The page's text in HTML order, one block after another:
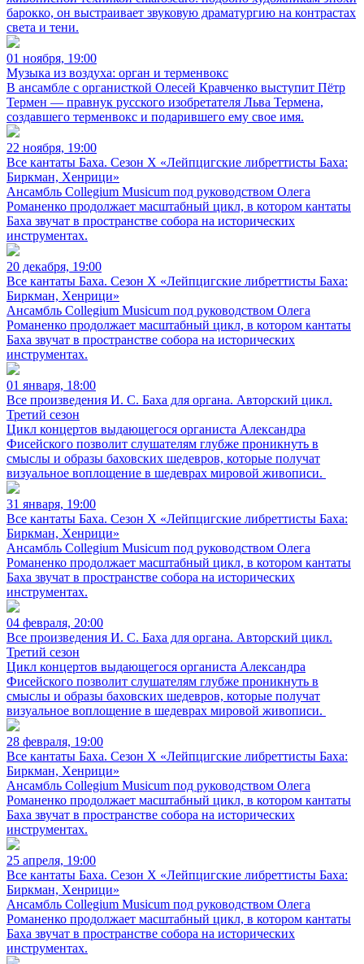
барокко, он выстраивает звуковую драматургию на контрастах
света и тени.
01 ноября, 19:00
Музыка из воздуха: орган и терменвокс
В ансамбле с органисткой Олесей Кравченко выступит Пётр
Термен — правнук русского изобретателя Льва Термена,
создавшего терменвокс и подарившего ему свое имя.
22 ноября, 19:00
Все кантаты Баха. Сезон X «Лейпцигские либреттисты Баха:
Биркман, Хенрици»
Ансамбль Collegium Musicum под руководством Олега
Романенко продолжает масштабный цикл, в котором кантаты
Баха звучат в пространстве собора на исторических
инструментах.
20 декабря, 19:00
Все кантаты Баха. Сезон X «Лейпцигские либреттисты Баха:
Биркман, Хенрици»
Ансамбль Collegium Musicum под руководством Олега
Романенко продолжает масштабный цикл, в котором кантаты
Баха звучат в пространстве собора на исторических
инструментах.
01 января, 18:00
Все произведения И. С. Баха для органа. Авторский цикл.
Третий сезон
Цикл концертов выдающегося органиста Александра
Фисейского позволит слушателям глубже проникнуть в
смыслы и образы баховских шедевров, которые получат
визуальное воплощение в шедеврах мировой живописи.
31 января, 19:00
Все кантаты Баха. Сезон X «Лейпцигские либреттисты Баха:
Биркман, Хенрици»
Ансамбль Collegium Musicum под руководством Олега
Романенко продолжает масштабный цикл, в котором кантаты
Баха звучат в пространстве собора на исторических
инструментах.
04 февраля, 20:00
Все произведения И. С. Баха для органа. Авторский цикл.
Третий сезон
Цикл концертов выдающегося органиста Александра
Фисейского позволит слушателям глубже проникнуть в
смыслы и образы баховских шедевров, которые получат
визуальное воплощение в шедеврах мировой живописи.
28 февраля, 19:00
Все кантаты Баха. Сезон X «Лейпцигские либреттисты Баха:
Биркман, Хенрици»
Ансамбль Collegium Musicum под руководством Олега
Романенко продолжает масштабный цикл, в котором кантаты
Баха звучат в пространстве собора на исторических
инструментах.
25 апреля, 19:00
Все кантаты Баха. Сезон X «Лейпцигские либреттисты Баха:
Биркман, Хенрици»
Ансамбль Collegium Musicum под руководством Олега
Романенко продолжает масштабный цикл, в котором кантаты
Баха звучат в пространстве собора на исторических
инструментах.